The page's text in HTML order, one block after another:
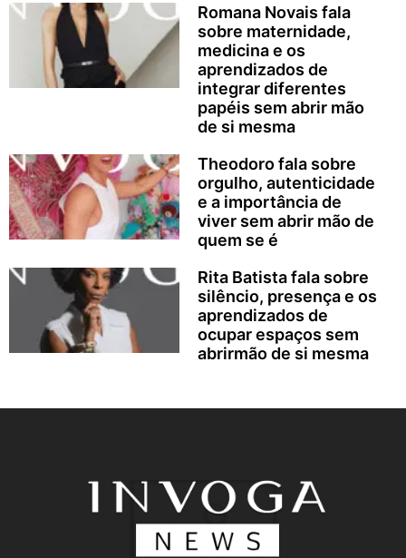
Romana Novais fala
sobre maternidade,
medicina e os
aprendizados de
integrar diferentes
papéis sem abrir mão
de si mesma
Theodoro fala sobre
orgulho, autenticidade
e a importância de
viver sem abrir mão de
quem se é
Rita Batista fala sobre
silêncio, presença e os
aprendizados de
ocupar espaços sem
abrirmão de si mesma